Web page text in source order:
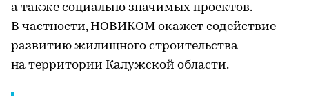
а также социально значимых проектов.
В частности, НОВИКОМ окажет содействие
развитию жилищного строительства
на территории Калужской области.